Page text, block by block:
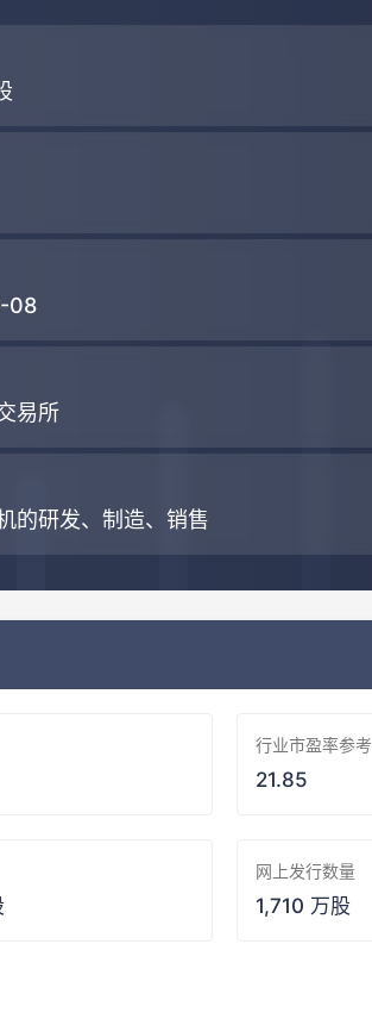
08
易所
的研发、制造、销售
行业市盈率参考
21.85
网上发行数量
1,710 万股